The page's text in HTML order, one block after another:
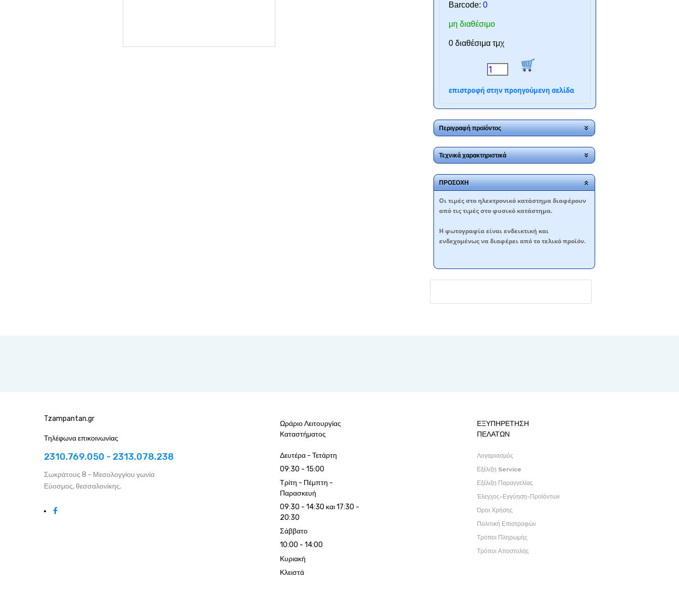
Barcode: 0
μη διαθέσιμο
0 διαθέσιμα τμχ
επιστροφή στην προηγούμενη σελίδα
Περιγραφή προϊόντος
Τεχνικά χαρακτηριστικά
ΠΡΟΣΟΧΗ
Oι τιμές στο ηλεκτρονικό κατάστημα διαφέρουν
από τις τιμές στο φυσικό κατάστημα.
Η φωτογραφία είναι ενδεικτική και
ενδεχομένως να διαφέρει από το τελικό προϊόν.
Tzampantan.gr
Τηλέφωνα επικοινωνίας
2310.769.050 - 2313.078.238
Σωκράτους 8 - Μεσολογγίου γωνία
Εύοσμος, θεσσαλονίκης.
Ωράριο Λειτουργίας
Καταστήματος
Δευτέρα - Τετάρτη
09:30 - 15:00
Τρίτη - Πέμπτη -
Παρασκευή
09:30 - 14:30 και 17:30 -
20:30
Σάββατο
10:00 - 14:00
Κυριακή
Κλειστά
ΕΞΥΠΗΡΕΤΗΣΗ
ΠΕΛΑΤΩΝ
Λογαριασμός
Εξέλιξη Service
Εξέλιξη Παραγγελίας
Έλεγχος-Εγγύηση-Προϊόντων
Όροι Χρήσης
Πολιτική Επιστροφών
Τρόποι Πληρωμής
Τρόποι Αποστολής